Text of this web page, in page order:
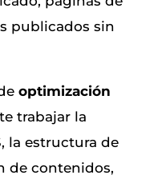
publicados sin
optimización
trabajar la
la estructura de
de contenidos,